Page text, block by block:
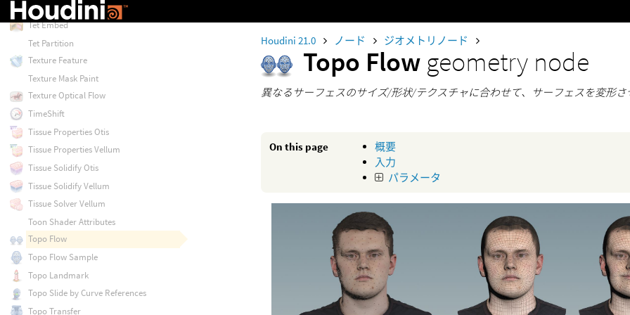
Houdini 21.0 ノード ジオメトリノード
Topo Flow geometry node
異なるサーフェスのサイズ/形状/テクスチャに合わせて、サーフェスを変形さ
On this page
概要
入力
パラメータ
Tet Conform
Tet Embed
Tet Partition
Texture Feature
Texture Mask Paint
Texture Optical Flow
TimeShift
Tissue Properties Otis
Tissue Properties Vellum
Tissue Solidify Otis
Tissue Solidify Vellum
Tissue Solver Vellum
Toon Shader Attributes
Topo Flow
Topo Flow Sample
Topo Landmark
Topo Slide by Curve References
Topo Transfer